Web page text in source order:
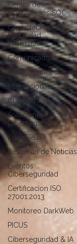
Centro de
Operaciones SOC
Capacitación
Seguridad
Informática
Comunicados
Ciberseguridad
Internacionales
Cumplimiento
Soluciones
Ciberseguridad
KnowBe4
Resumen de Noticias
Eventos
Ciberseguridad
Certificacion ISO
27001:2013
Monitoreo DarkWeb
PICUS
Ciberseguridad & IA